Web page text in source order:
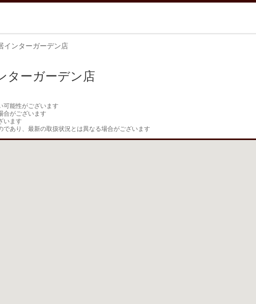
インターガーデン店
ターガーデン店
可能性がございます
合がございます
います
あり、最新の取扱状況とは異なる場合がございます